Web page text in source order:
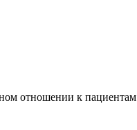
отношении к пациентам